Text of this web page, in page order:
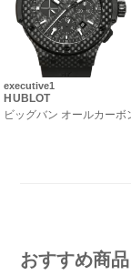
executive1
HUBLOT
ビッグバン オールカーボ
おすすめ商品